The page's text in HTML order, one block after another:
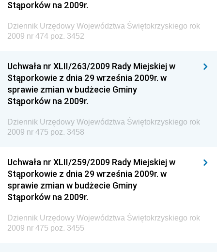
Środowiska
Dziennik Urzędowy Ministerstwa Administracji i
Gospodarki Przestrzennej
Dziennik Urzędowy Unii Europejskiej, L
Dziennik Urzędowy Ministerstwa Komunikacji
Dziennik Urzędowy Ministerstwa Przemysłu
Dziennik Urzędowy Ministerstwa Rolnictwa i
Gospodarki Żywnościowej
Dziennik Urzędowy Ministra Rodziny, Pracy i Polityki
Społecznej
Dziennik Urzędowy Ministra Cyfryzacji
Stąporków na 2009r.
Dziennik Urzędowy Województwa Świętokrzyskiego rok
2009 nr 474 poz. 3452
Uchwała nr XLII/263/2009 Rady Miejskiej w
Stąporkowie z dnia 29 września 2009r. w
sprawie zmian w budżecie Gminy
Stąporków na 2009r.
Dziennik Urzędowy Województwa Świętokrzyskiego rok
2009 nr 475 poz. 3458
Uchwała nr XLII/259/2009 Rady Miejskiej w
Stąporkowie z dnia 29 września 2009r. w
sprawie zmian w budżecie Gminy
Stąporków na 2009r.
Dziennik Urzędowy Województwa Świętokrzyskiego rok
2009 nr 475 poz. 3455